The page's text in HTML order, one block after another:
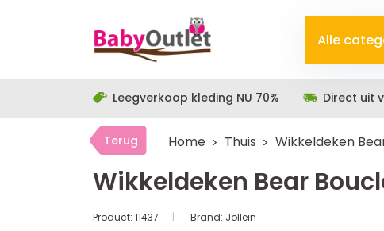
Alle
Leegverkoop kleding NU 70% Direct uit
Terug Home Thuis Wikkeldeken
Wikkeldeken Bear
Product: 11437 Brand: Jollein